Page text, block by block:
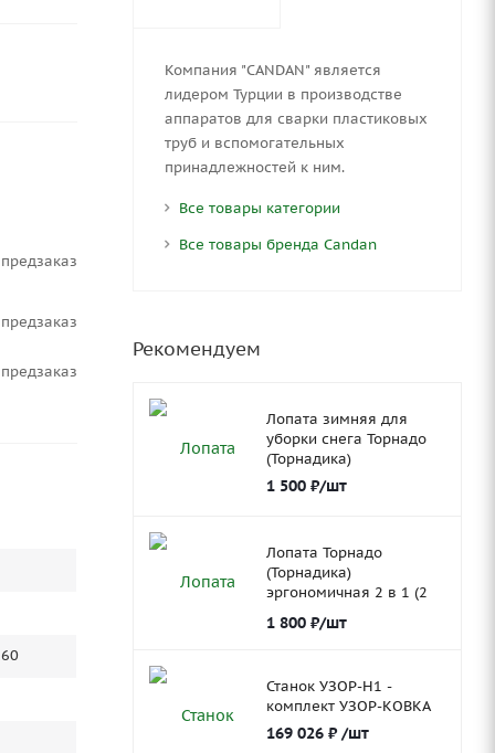
Предзаказ
Предзаказ
Предзаказ
Компания "CANDAN" является
лидером Турции в производстве
аппаратов для сварки пластиковых
труб и вспомогательных
принадлежностей к ним.
Все товары категории
Все товары бренда Candan
Рекомендуем
Лопата зимняя для
уборки снега Торнадо
(Торнадика)
1 500₽/шт
Лопата Торнадо
(Торнадика)
эргономичная 2 в 1 (2
1 800₽/шт
Станок УЗОР-Н1 -
комплект УЗОР-КОВКА
169 026₽ /шт